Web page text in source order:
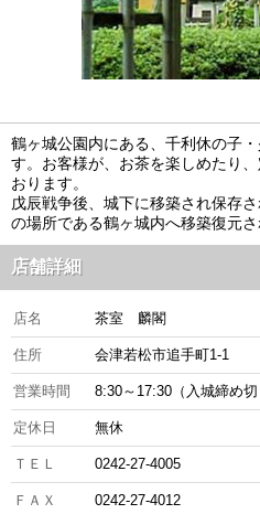
鶴ヶ城公園内にある、千利休の子
す。お客様が、お茶を楽しめたり
おります。
戊辰戦争後、城下に移築され保存
の場所である鶴ヶ城内へ移築復元さ
店舗詳細
店名 茶室 麟閣
住所 会津若松市追手町1-1
営業時間 8:30～17:30（入城締め切
定休日 無休
ＴＥＬ 0242-27-4005
ＦＡＸ 0242-27-4012